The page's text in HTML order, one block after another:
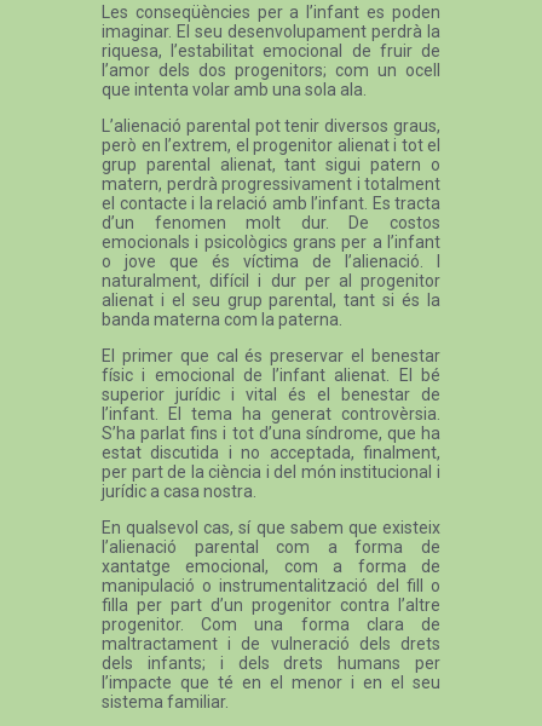
Les conseqüències per a l’infant es poden
imaginar. El seu desenvolupament perdrà la
riquesa, l’estabilitat emocional de fruir de
l’amor dels dos progenitors; com un ocell
que intenta volar amb una sola ala.
L’alienació parental pot tenir diversos graus,
però en l’extrem, el progenitor alienat i tot el
grup parental alienat, tant sigui patern o
matern, perdrà progressivament i totalment
el contacte i la relació amb l’infant. Es tracta
d’un fenomen molt dur. De costos
emocionals i psicològics grans per a l’infant
o jove que és víctima de l’alienació. I
naturalment, difícil i dur per al progenitor
alienat i el seu grup parental, tant si és la
banda materna com la paterna.
El primer que cal és preservar el benestar
físic i emocional de l’infant alienat. El bé
superior jurídic i vital és el benestar de
l’infant. El tema ha generat controvèrsia.
S’ha parlat fins i tot d’una síndrome, que ha
estat discutida i no acceptada, finalment,
per part de la ciència i del món institucional i
jurídic a casa nostra.
En qualsevol cas, sí que sabem que existeix
l’alienació parental com a forma de
xantatge emocional, com a forma de
manipulació o instrumentalització del fill o
filla per part d’un progenitor contra l’altre
progenitor. Com una forma clara de
maltractament i de vulneració dels drets
dels infants; i dels drets humans per
l’impacte que té en el menor i en el seu
sistema familiar.